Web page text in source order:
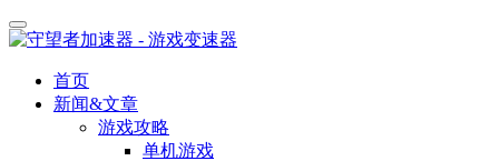
首页
新闻&文章
游戏攻略
单机游戏